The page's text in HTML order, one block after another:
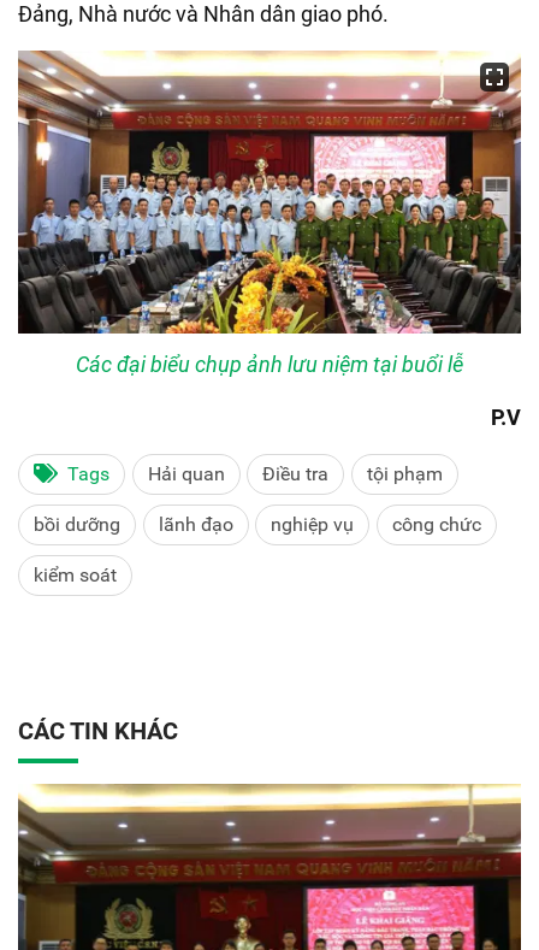
Đảng, Nhà nước và Nhân dân giao phó.
Các đại biểu chụp ảnh lưu niệm tại buổi lễ
P.V
Tags Hải quan Điều tra tội phạm
bồi dưỡng lãnh đạo nghiệp vụ công chức
kiểm soát
CÁC TIN KHÁC